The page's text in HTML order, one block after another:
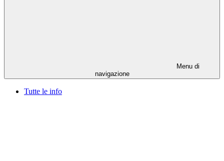
Menu di
navigazione
Tutte le info